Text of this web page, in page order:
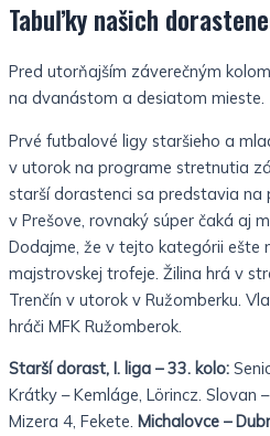
Tabuľky našich
Pred utorňajším záverečným
na dvanástom a desiatom mieste.
Prvé futbalové ligy staršieho a
v utorok na programe stretnutia
starší dorastenci sa predstavia na
v Prešove, rovnaký súper čaká aj
Dodajme, že v tejto kategórii ešte
majstrovskej trofeje. Žilina hrá v
Trenčín v utorok v Ružomberku.
hráči MFK Ružomberok.
Starší dorast, I. liga – 33. kolo:
Krátky – Kemláge, Lörincz. Slovan
Mizera 4, Fekete. Michalovce –